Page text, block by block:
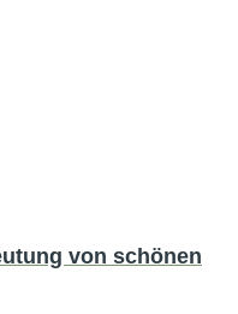
von schönen